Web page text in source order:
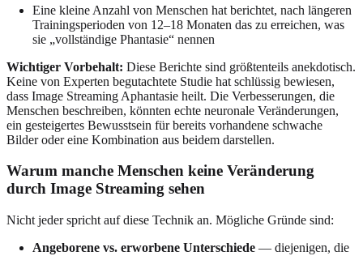
Eine kleine Anzahl von Menschen hat berichtet, nach längeren
Trainingsperioden von 12–18 Monaten das zu erreichen, was
sie „vollständige Phantasie“ nennen
Wichtiger Vorbehalt: Diese Berichte sind größtenteils anekdotisch.
Keine von Experten begutachtete Studie hat schlüssig bewiesen,
dass Image Streaming Aphantasie heilt. Die Verbesserungen, die
Menschen beschreiben, könnten echte neuronale Veränderungen,
ein gesteigertes Bewusstsein für bereits vorhandene schwache
Bilder oder eine Kombination aus beidem darstellen.
Warum manche Menschen keine Veränderung
durch Image Streaming sehen
Nicht jeder spricht auf diese Technik an. Mögliche Gründe sind:
Angeborene vs. erworbene Unterschiede — diejenigen, die